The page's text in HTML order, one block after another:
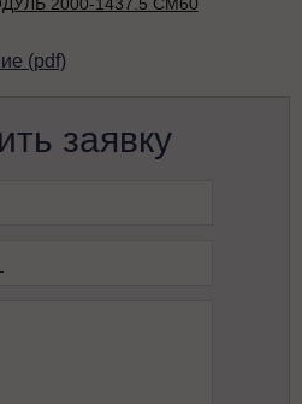
(pdf)
заявку